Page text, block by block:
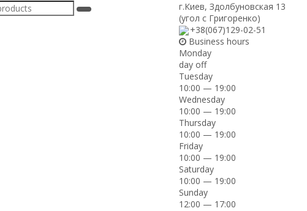
г.Киев, Здолбуновская 13
(угол с Григоренко)
+38(067)129-02-51
Business hours
Monday
day off
Tuesday
10:00 — 19:00
Wednesday
10:00 — 19:00
Thursday
10:00 — 19:00
Friday
10:00 — 19:00
Saturday
10:00 — 19:00
Sunday
12:00 — 17:00